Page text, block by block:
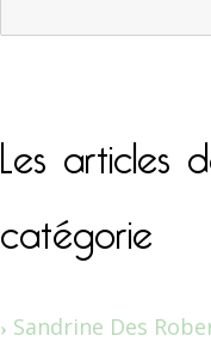
Les articles
catégorie
Sandrine Des